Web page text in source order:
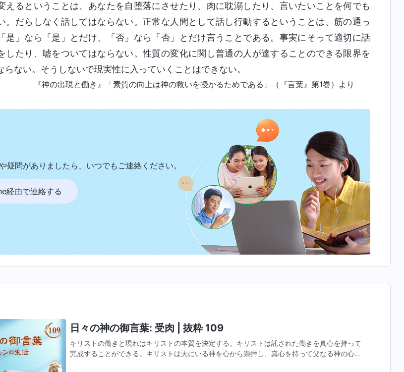
えるということは、あなたを自堕落にさせたり、肉に耽溺したり、言いたいことを何でも
。だらしなく話してはならない。正常な人間として話し行動するということは、筋の通っ
是」なら「是」とだけ、「否」なら「否」とだけ言うことである。事実にそって適切に話
したり、嘘をついてはならない。性質の変化に関し普通の人が達することのできる限界を
らない。そうしないで現実性に入っていくことはできない。
『神の出現と働き』「素質の向上は神の救いを授かるためである」（『言葉』第1巻）より
疑問がありましたら、いつでもご連絡ください。
経由で連絡する
日々の神の御言葉: 受肉 | 抜粋 109
キリストの働きと現れはキリストの本質を決定する。キリストは託された働きを真心を持って
完成することができる。キリストは天にいる神を心から崇拝し、真心を持って父なる神の心を